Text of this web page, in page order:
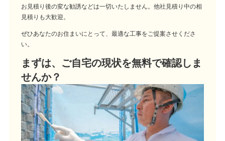
お見積り後の変な勧誘などは一切いたしません。他社見積り中の相
見積りも大歓迎。
ぜひあなたのお住まいにとって、最適な工事をご提案させくださ
い。
まずは、ご自宅の現状を無料で確認しま
せんか？